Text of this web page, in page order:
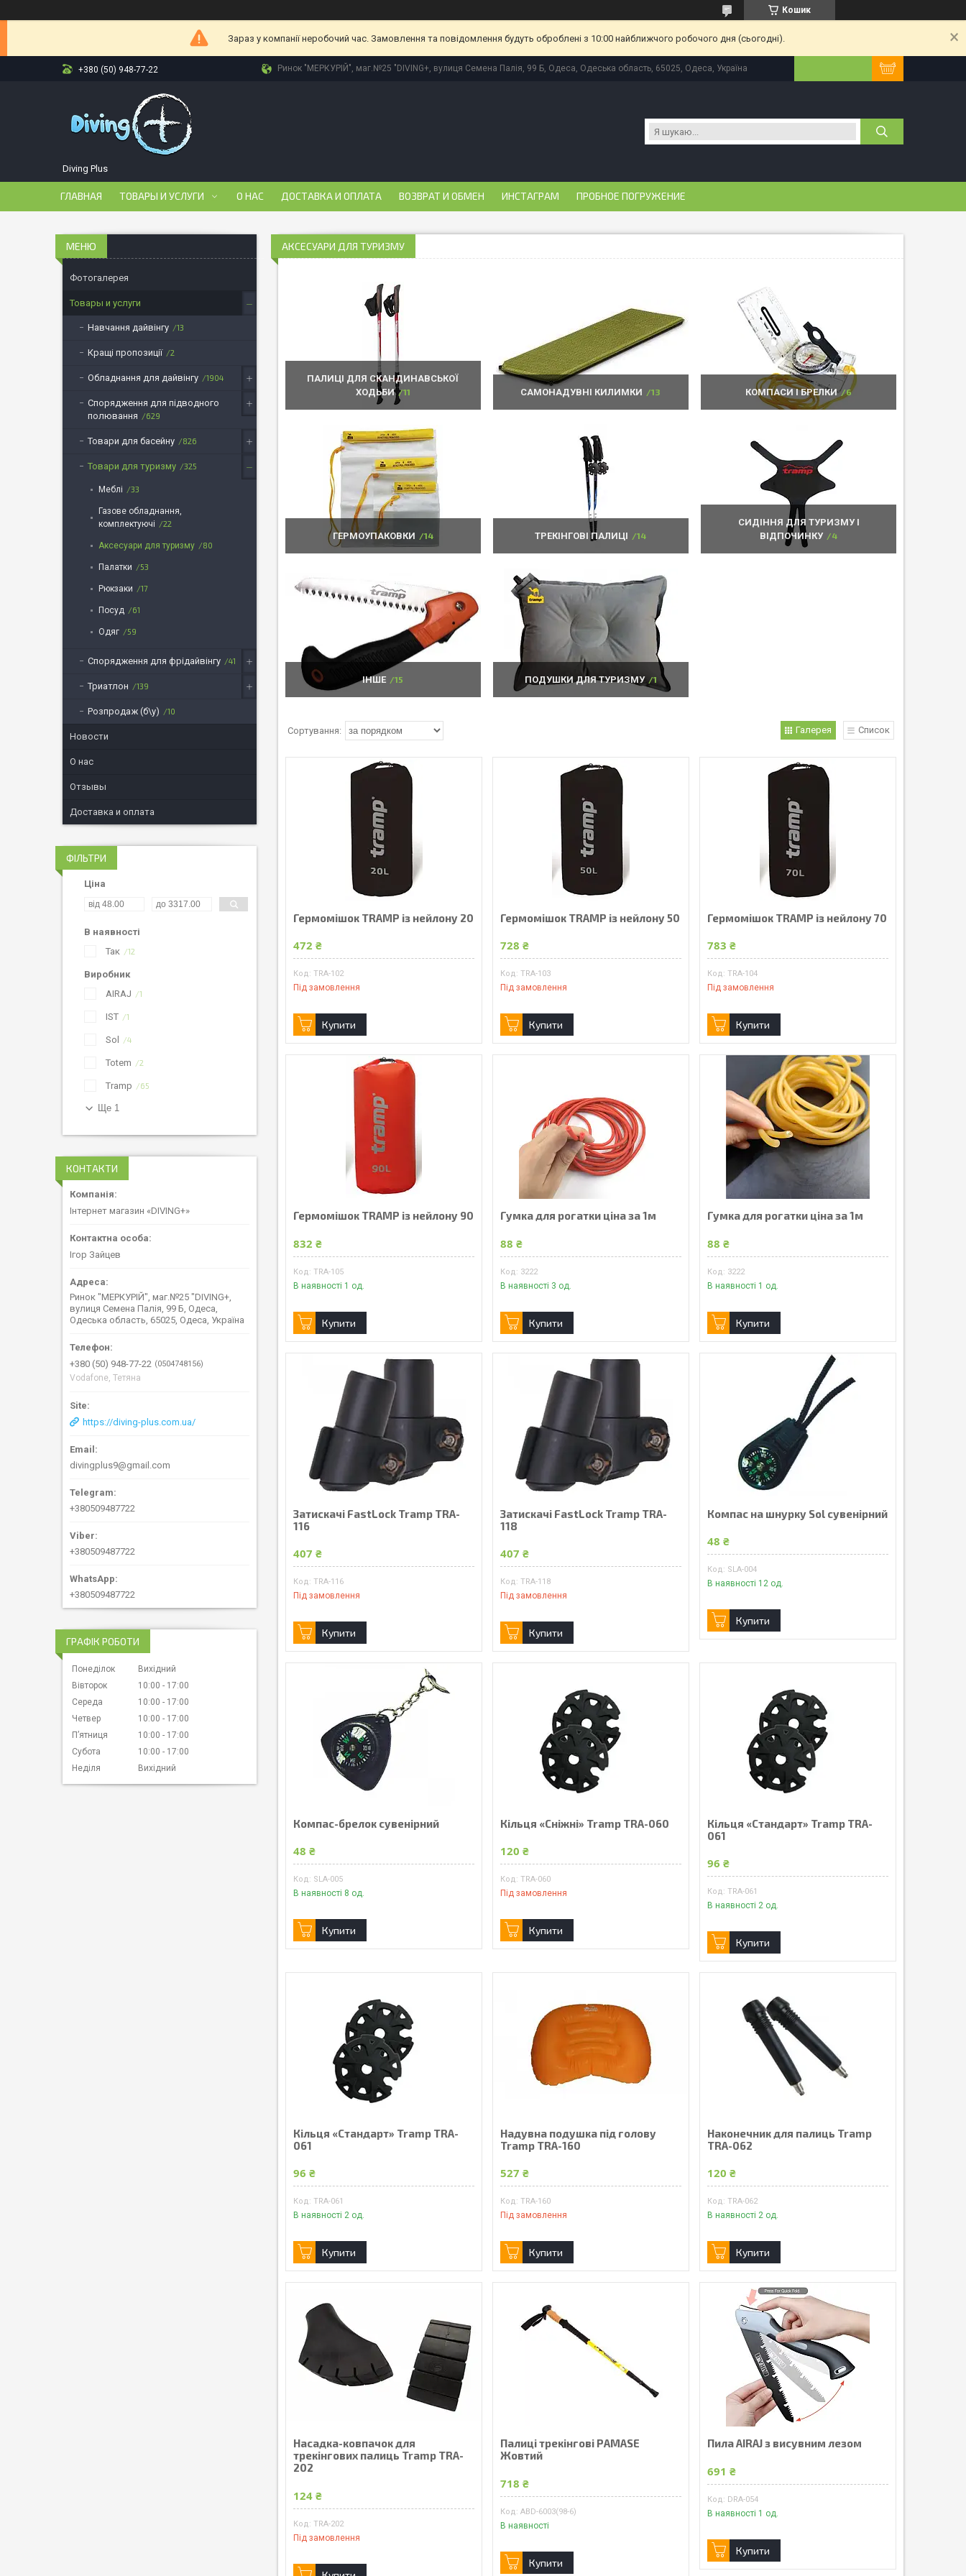
Кошик
Зараз у компанії неробочий час. Замовлення та повідомлення будуть оброблені з 10:00 найближчого робочого дня (сьогодні).
+380 (50) 948-77-22 Ринок "МЕРКУРІЙ", маг.№25 "DIVING+, вулиця Семена Палія, 99 Б, Одеса, Одеська область, 65025, Одеса, Україна
Diving Plus
ГЛАВНАЯ ТОВАРЫ И УСЛУГИ О НАС ДОСТАВКА И ОПЛАТА ВОЗВРАТ И ОБМЕН ИНСТАГРАМ ПРОБНОЕ ПОГРУЖЕНИЕ
АКСЕСУАРИ ДЛЯ ТУРИЗМУ
ПАЛИЦІ ДЛЯ СКАНДИНАВСЬКОЇ
ХОДЬБИ
11 САМОНАДУВНІ КИЛИМКИ 13 КОМПАСИ І БРЕЛКИ 6
ГЕРМОУПАКОВКИ 14 ТРЕКІНГОВІ ПАЛИЦІ 14
СИДІННЯ ДЛЯ ТУРИЗМУ І
ВІДПОЧИНКУ
4
ІНШЕ 15 ПОДУШКИ ДЛЯ ТУРИЗМУ 1
Галерея Список
Гермомішок TRAMP із нейлону 20
472 ₴
TRA-102
Під замовлення
Купити
Гермомішок TRAMP із нейлону 50
728 ₴
TRA-103
Під замовлення
Купити
Гермомішок TRAMP із нейлону 70
783 ₴
TRA-104
Під замовлення
Купити
Гермомішок TRAMP із нейлону 90
832 ₴
TRA-105
В наявності 1 од.
Купити
Гумка для рогатки ціна за 1м
88 ₴
3222
В наявності 3 од.
Купити
Гумка для рогатки ціна за 1м
88 ₴
3222
В наявності 1 од.
Купити
Затискачі FastLock Tramp TRA-
116
407 ₴
TRA-116
Під замовлення
Купити
Затискачі FastLock Tramp TRA-
118
407 ₴
TRA-118
Під замовлення
Купити
Компас на шнурку Sol сувенірний
48 ₴
SLA-004
В наявності 12 од.
Купити
Компас-брелок сувенірний
48 ₴
SLA-005
В наявності 8 од.
Купити
Кільця «Сніжні» Tramp TRA-060
120 ₴
TRA-060
Під замовлення
Купити
Кільця «Стандарт» Tramp TRA-
061
96 ₴
TRA-061
В наявності 2 од.
Купити
Кільця «Стандарт» Tramp TRA-
061
96 ₴
TRA-061
В наявності 2 од.
Купити
Надувна подушка під голову
Tramp TRA-160
527 ₴
TRA-160
Під замовлення
Купити
Наконечник для палиць Tramp
TRA-062
120 ₴
TRA-062
В наявності 2 од.
Купити
Насадка-ковпачок для
трекінгових палиць Tramp TRA-
202
124 ₴
TRA-202
Під замовлення
Палиці трекінгові PAMASE
Жовтий
718 ₴
ABD-6003(98-6)
В наявності
Купити
Пила AIRAJ з висувним лезом
691 ₴
DRA-054
В наявності 1 од.
Купити
Фотогалерея
Товары и услуги
Навчання дайвінгу 13
Кращі пропозиції 2
Обладнання для дайвінгу 1904
Спорядження для підводного
полювання
629
Товари для басейну 826
Товари для туризму 325
Меблі 33
Газове обладнання,
комплектуючі
22
Аксесуари для туризму 80
Палатки 53
Рюкзаки 17
Посуд 61
Одяг 59
Спорядження для фрідайвінгу 41
Триатлон 139
Розпродаж (б\у) 10
Новости
О нас
Отзывы
Доставка и оплата
ФІЛЬТРИ
Ціна
В наявності
Так
12
Виробник
AIRAJ
1
IST 1
Sol 4
Totem 2
Tramp 65
Ще 1
КОНТАКТИ
Інтернет магазин «DIVING+»
Ігор Зайцев
Ринок "МЕРКУРІЙ", маг.№25 "DIVING+,
вулиця Семена Палія, 99 Б, Одеса,
Одеська область, 65025, Одеса, Україна
+380 (50) 948-77-22 0504748156
Vodafone, Тетяна
https://diving-plus.com.ua/
divingplus9@gmail.com
+380509487722
+380509487722
+380509487722
ГРАФІК РОБОТИ
Понеділок
Вихідний
Вівторок
10:00
17:00
Середа
10:00
17:00
Четвер
10:00
17:00
Пʼятниця
10:00
17:00
Субота
10:00
17:00
Неділя
Вихідний